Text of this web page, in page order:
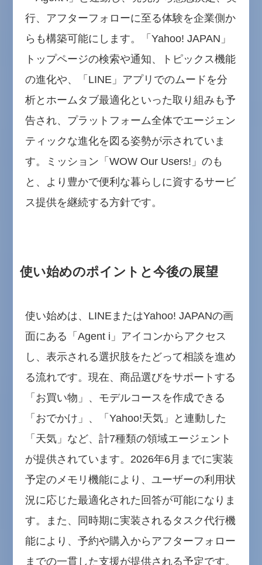
行、アフターフォローに至る体験を企業側か
らも構築可能にします。「Yahoo! JAPAN」
トップページの検索や通知、トピックス機能
の進化や、「LINE」アプリでのムードを分
析とホームタブ最適化といった取り組みも予
告され、プラットフォーム全体でエージェン
ティックな進化を図る姿勢が示されていま
す。ミッション「WOW Our Users!」のも
と、より豊かで便利な暮らしに資するサービ
ス提供を継続する方針です。
使い始めのポイントと今後の展望
使い始めは、LINEまたはYahoo! JAPANの画
面にある「Agent i」アイコンからアクセス
し、表示される選択肢をたどって相談を進め
る流れです。現在、商品選びをサポートする
「お買い物」、モデルコースを作成できる
「おでかけ」、「Yahoo!天気」と連動した
「天気」など、計7種類の領域エージェント
が提供されています。2026年6月までに実装
予定のメモリ機能により、ユーザーの利用状
況に応じた最適化された回答が可能になりま
す。また、同時期に実装されるタスク代行機
能により、予約や購入からアフターフォロー
までの一貫した支援が提供される予定です。